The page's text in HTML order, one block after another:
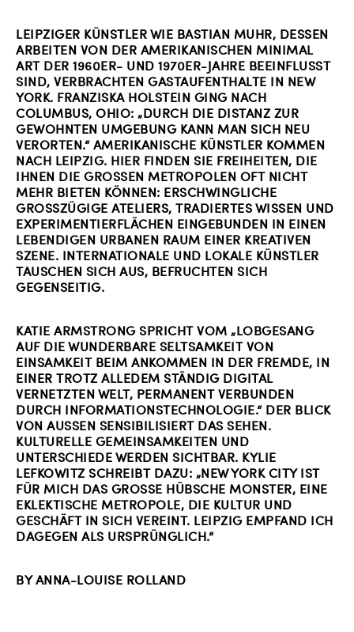
LEIPZIGER KÜNSTLER WIE BASTIAN MUHR, DESSEN
ARBEITEN VON DER AMERIKANISCHEN MINIMAL
ART DER 1960ER- UND 1970ER-JAHRE BEEINFLUSST
SIND, VERBRACHTEN GASTAUFENTHALTE IN NEW
YORK. FRANZISKA HOLSTEIN GING NACH
COLUMBUS, OHIO: „DURCH DIE DISTANZ ZUR
GEWOHNTEN UMGEBUNG KANN MAN SICH NEU
VERORTEN.“ AMERIKANISCHE KÜNSTLER KOMMEN
NACH LEIPZIG. HIER FINDEN SIE FREIHEITEN, DIE
IHNEN DIE GROSSEN METROPOLEN OFT NICHT M
EHR BIETEN KÖNNEN: ERSCHWINGLICHE G
ROSSZÜGIGE ATELIERS, TRADIERTES WISSEN UND EX
PERIMENTIERFLÄCHEN EINGEBUNDEN IN EINEN LE
BENDIGEN URBANEN RAUM EINER KREATIVEN SZ
ENE. INTERNATIONALE UND LOKALE KÜNSTLER TA
USCHEN SICH AUS, BEFRUCHTEN SICH GE
GENSEITIG.
KATIE ARMSTRONG SPRICHT VOM „LOBGESANG
AUF DIE WUNDERBARE SELTSAMKEIT VON
EINSAMKEIT BEIM ANKOMMEN IN DER FREMDE, IN
EINER TROTZ ALLEDEM STÄNDIG DIGITAL
VERNETZTEN WELT, PERMANENT VERBUNDEN
DURCH INFORMATIONSTECHNOLOGIE.“ DER BLICK
VON AUSSEN SENSIBILISIERT DAS SEHEN. K
ULTURELLE GEMEINSAMKEITEN UND U
NTERSCHIEDE WERDEN SICHTBAR. KYLIE L
EFKOWITZ SCHREIBT DAZU: „NEW YORK CITY IST F
ÜR MICH DAS GROSSE HÜBSCHE MONSTER, EINE EK
LEKTISCHE METROPOLE, DIE KULTUR UND GE
SCHÄFT IN SICH VEREINT. LEIPZIG EMPFAND ICH DA
GEGEN ALS URSPRÜNGLICH.“
BY ANNA-LOUISE ROLLAND